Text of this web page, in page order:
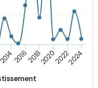
201420162018202020222024